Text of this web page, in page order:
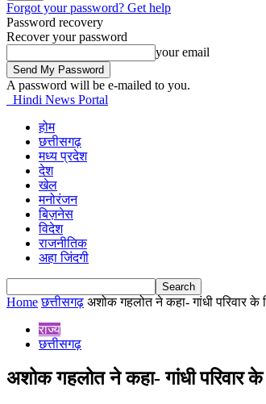
Forgot your password? Get help
Password recovery
Recover your password
your email
A password will be e-mailed to you.
Hindi News Portal
होम
छत्तीसगढ़
मध्य प्रदेश
देश
खेल
मनोरंजन
बिज़नेस
विदेश
राजनीतिक
अहा जिंदगी
Home छत्तीसगढ़ अशोक गहलोत ने कहा- गांधी परिवार
राज्य
छत्तीसगढ़
अशोक गहलोत ने कहा- गांधी परिवार